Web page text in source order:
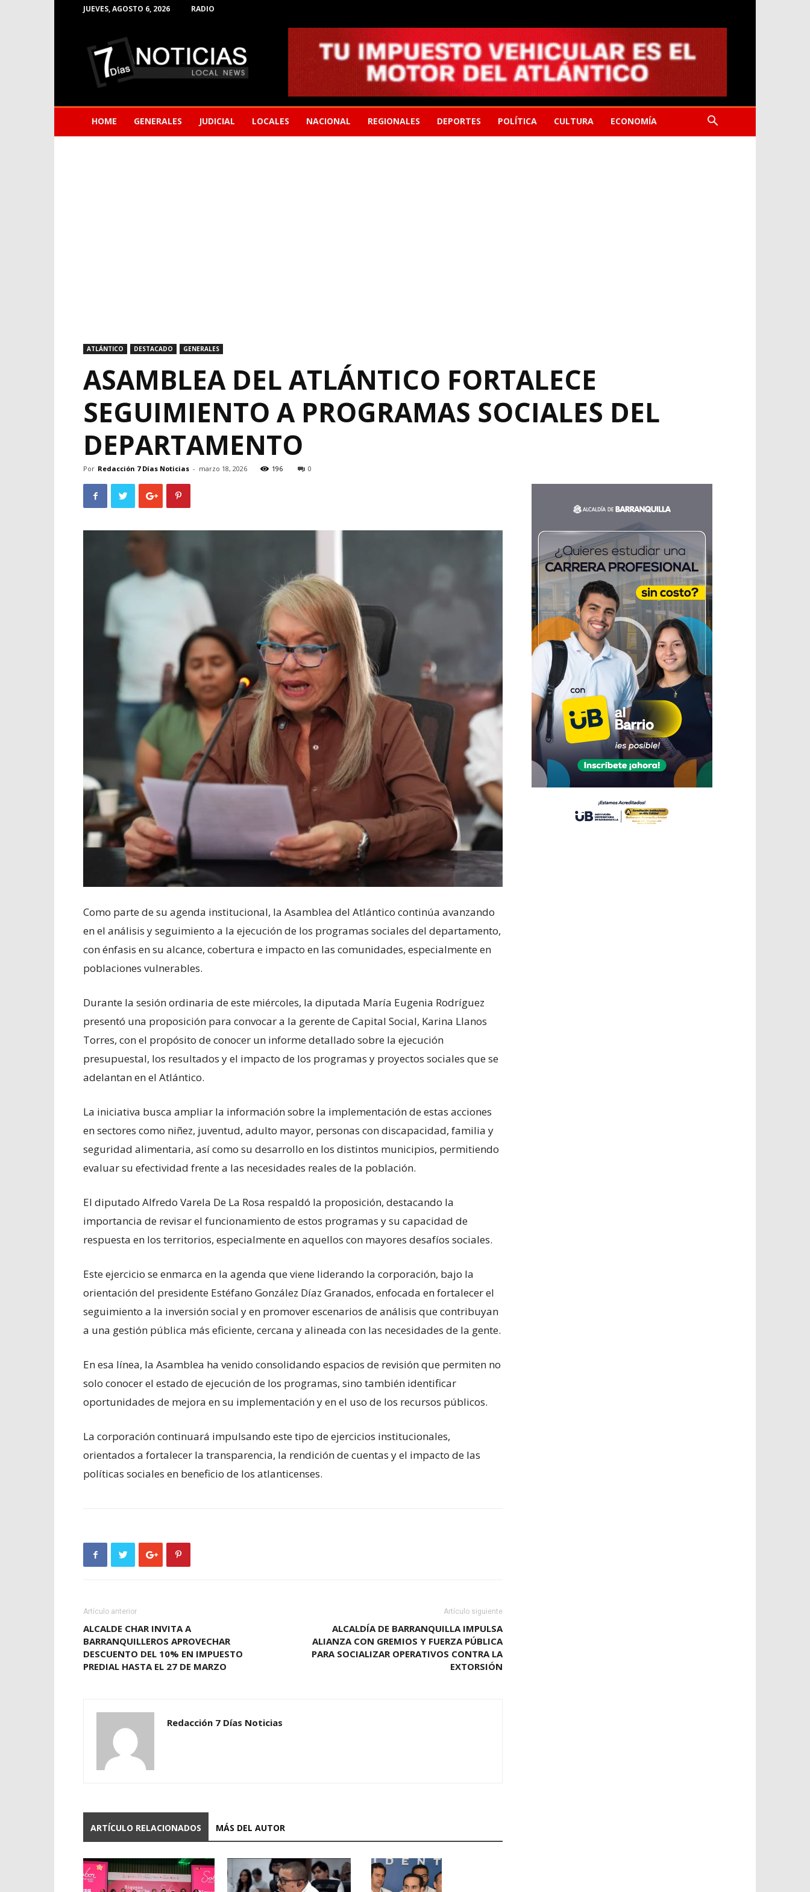
JUEVES, AGOSTO 6, 2026 RADIO
Noticias
de
Barranquilla
HOME GENERALES JUDICIAL LOCALES NACIONAL REGIONALES DEPORTES POLÍTICA CULTURA ECONOMÍA
ATLÁNTICO DESTACADO GENERALES
ASAMBLEA DEL ATLÁNTICO FORTALECE
SEGUIMIENTO A PROGRAMAS SOCIALES DEL
DEPARTAMENTO
Por Redacción 7 Días Noticias - marzo 18, 2026 196 0
Como parte de su agenda institucional, la Asamblea del Atlántico continúa avanzando
en el análisis y seguimiento a la ejecución de los programas sociales del departamento,
con énfasis en su alcance, cobertura e impacto en las comunidades, especialmente en
poblaciones vulnerables.
Durante la sesión ordinaria de este miércoles, la diputada María Eugenia Rodríguez
presentó una proposición para convocar a la gerente de Capital Social, Karina Llanos
Torres, con el propósito de conocer un informe detallado sobre la ejecución
presupuestal, los resultados y el impacto de los programas y proyectos sociales que se
adelantan en el Atlántico.
La iniciativa busca ampliar la información sobre la implementación de estas acciones
en sectores como niñez, juventud, adulto mayor, personas con discapacidad, familia y
seguridad alimentaria, así como su desarrollo en los distintos municipios, permitiendo
evaluar su efectividad frente a las necesidades reales de la población.
El diputado Alfredo Varela De La Rosa respaldó la proposición, destacando la
importancia de revisar el funcionamiento de estos programas y su capacidad de
respuesta en los territorios, especialmente en aquellos con mayores desafíos sociales.
Este ejercicio se enmarca en la agenda que viene liderando la corporación, bajo la
orientación del presidente Estéfano González Díaz Granados, enfocada en fortalecer el
seguimiento a la inversión social y en promover escenarios de análisis que contribuyan
a una gestión pública más eficiente, cercana y alineada con las necesidades de la gente.
En esa línea, la Asamblea ha venido consolidando espacios de revisión que permiten no
solo conocer el estado de ejecución de los programas, sino también identificar
oportunidades de mejora en su implementación y en el uso de los recursos públicos.
La corporación continuará impulsando este tipo de ejercicios institucionales,
orientados a fortalecer la transparencia, la rendición de cuentas y el impacto de las
políticas sociales en beneficio de los atlanticenses.
Artículo anterior
ALCALDE CHAR INVITA A
BARRANQUILLEROS APROVECHAR
DESCUENTO DEL 10% EN IMPUESTO
PREDIAL HASTA EL 27 DE MARZO
Artículo siguiente
ALCALDÍA DE BARRANQUILLA IMPULSA
ALIANZA CON GREMIOS Y FUERZA PÚBLICA
PARA SOCIALIZAR OPERATIVOS CONTRA LA
EXTORSIÓN
Redacción 7 Días Noticias
ARTÍCULO RELACIONADOS MÁS DEL AUTOR